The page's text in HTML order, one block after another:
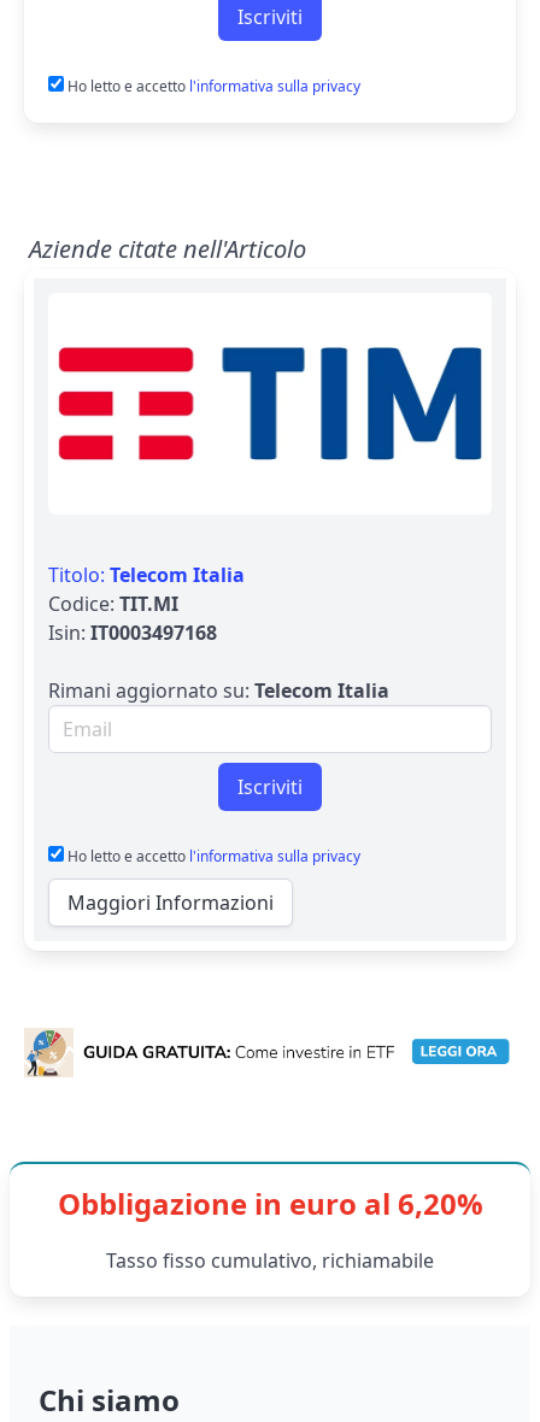
Iscriviti
Ho letto e accetto l'informativa sulla privacy
Aziende citate nell'Articolo
Titolo: Telecom Italia
Codice: TIT.MI
Isin: IT0003497168
Rimani aggiornato su: Telecom Italia
Email per newsletter
Iscriviti
Ho letto e accetto l'informativa sulla privacy
Maggiori Informazioni
Obbligazione in euro al 6,20%
Tasso fisso cumulativo, richiamabile
Chi siamo